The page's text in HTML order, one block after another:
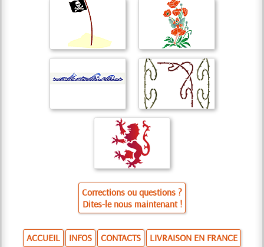
Corrections ou questions ?
Dites-le nous maintenant !
ACCUEIL INFOS CONTACTS LIVRAISON EN FRANCE